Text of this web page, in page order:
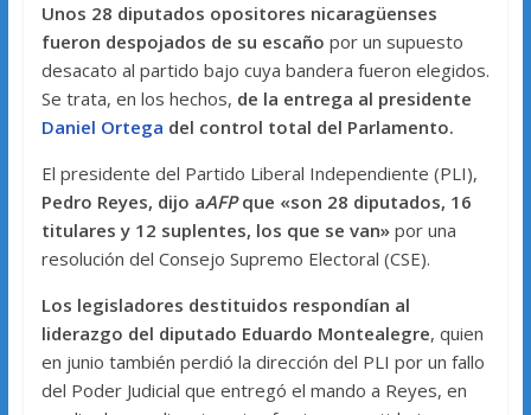
Unos 28 diputados opositores nicaragüenses
fueron despojados de su escaño por un supuesto
desacato al partido bajo cuya bandera fueron elegidos.
Se trata, en los hechos, de la entrega al presidente
Daniel Ortega del control total del Parlamento.
El presidente del Partido Liberal Independiente (PLI),
Pedro Reyes, dijo aAFPque «son 28 diputados, 16
titulares y 12 suplentes, los que se van»por una
resolución del Consejo Supremo Electoral (CSE).
Los legisladores destituidos respondían al
liderazgo del diputado Eduardo Montealegre, quien
en junio también perdió la dirección del PLI por un fallo
del Poder Judicial que entregó el mando a Reyes, en